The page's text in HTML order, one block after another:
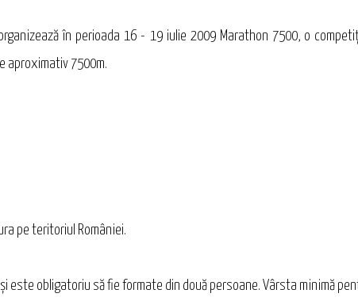
în perioada 16 - 19 iulie 2009 Marathon 7500, o
aproximativ 7500m.
pe teritoriul României.
este obligatoriu să fie formate din două persoane. Vârsta minimă